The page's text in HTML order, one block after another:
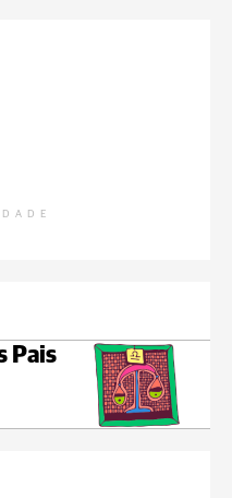
Pais